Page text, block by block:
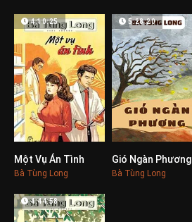
4:10:25
Một Vụ Án Tình
Bà Tùng Long
5:28:20
Gió Ngàn Phương
Bà Tùng Long
4:44:58